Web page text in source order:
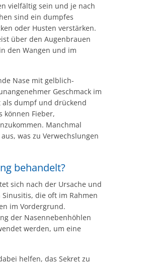
vielfältig sein und je nach
sind ein dumpfes
oder Husten verstärken.
über den Augenbrauen
den Wangen und im
Nase mit gelblich-
Geschmack im
als dumpf und drückend
können Fieber,
Manchmal
was zu Verwechslungen
behandelt?
sich nach der Ursache und
die oft im Rahmen
im Vordergrund.
der Nasennebenhöhlen
werden, um eine
helfen, das Sekret zu